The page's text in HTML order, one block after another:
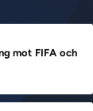
mot FIFA och